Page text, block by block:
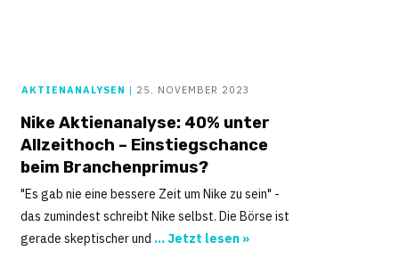
AKTIENANALYSEN | 25. NOVEMBER 2023
Nike Aktienanalyse: 40% unter
Allzeithoch – Einstiegschance
beim Branchenprimus?
"Es gab nie eine bessere Zeit um Nike zu sein" -
das zumindest schreibt Nike selbst. Die Börse ist
gerade skeptischer und ... Jetzt lesen »